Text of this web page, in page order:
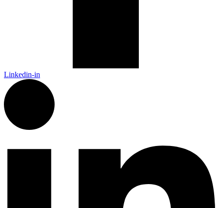
Linkedin-in